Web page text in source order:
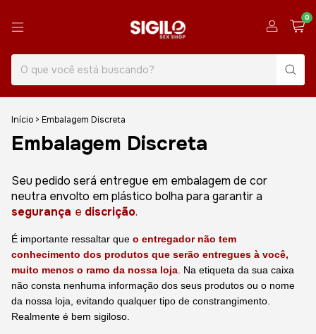
0
Início > Embalagem Discreta
Embalagem Discreta
Seu pedido será entregue em embalagem de cor
neutra envolto em plástico bolha para garantir a
segurança e discrição.
É importante ressaltar que o entregador não tem
conhecimento dos produtos que serão entregues à você,
muito menos o ramo da nossa loja . Na etiqueta da sua caixa
não consta nenhuma informação dos seus produtos ou o nome
da nossa loja, evitando qualquer tipo de constrangimento.
Realmente é bem sigiloso.